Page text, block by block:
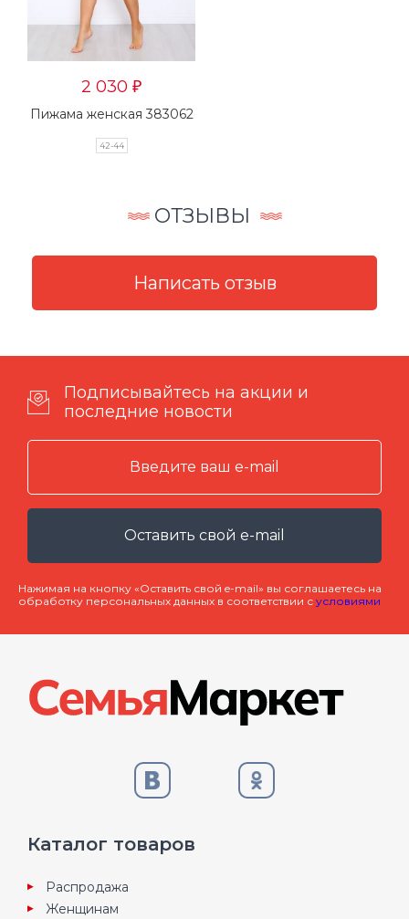
2 030 ₽
Пижама женская 383062
42-44
ОТЗЫВЫ
Подписывайтесь на акции и
последние новости
Оставить свой e-mail
Нажимая на кнопку «Оставить свой e-mail» вы соглашаетесь на
обработку персональных данных в соответствии с условиями
Каталог товаров
Распродажа
Женщинам